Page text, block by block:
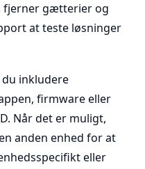
fjerner gætterier og
at teste løsninger
inkludere
firmware eller
Når det er muligt,
anden enhed for at
eller